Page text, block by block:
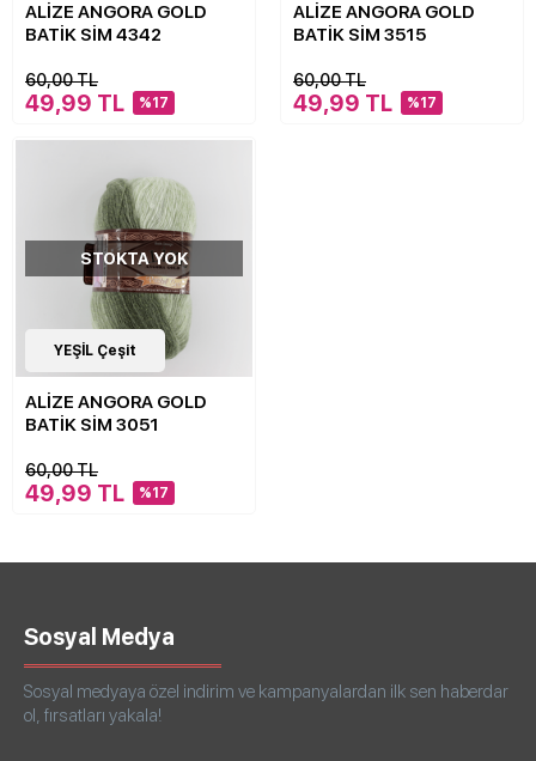
ALİZE ANGORA GOLD
BATİK SİM 4342
60,00 TL
49,99 TL %17
ALİZE ANGORA GOLD
BATİK SİM 3515
60,00 TL
49,99 TL %17
17Çeşit
STOKTA YOK
YEŞİL Çeşit
ALİZE ANGORA GOLD
BATİK SİM 3051
60,00 TL
49,99 TL %17
Sosyal Medya
Sosyal medyaya özel indirim ve kampanyalardan ilk sen haberdar
ol, fırsatları yakala!